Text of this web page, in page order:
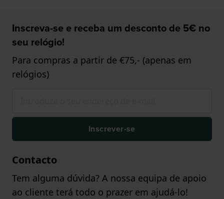
Inscreva-se e receba um desconto de 5€ no
seu relógio!
Para compras a partir de €75,- (apenas em
relógios)
Inscrever-se
Contacto
Tem alguma dúvida? A nossa equipa de apoio
ao cliente terá todo o prazer em ajudá-lo!